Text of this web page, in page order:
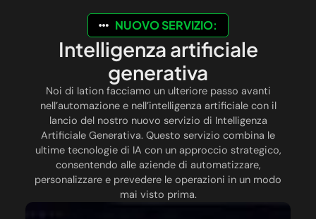
NUOVO SERVIZIO:
Intelligenza artificiale
generativa
Noi di Iation facciamo un ulteriore passo avanti
nell’automazione e nell’intelligenza artificiale con il
lancio del nostro nuovo servizio di Intelligenza
Artificiale Generativa. Questo servizio combina le
ultime tecnologie di IA con un approccio strategico,
consentendo alle aziende di automatizzare,
personalizzare e prevedere le operazioni in un modo
mai visto prima.